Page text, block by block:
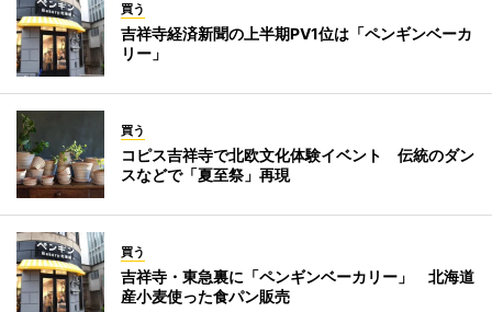
買う
吉祥寺経済新聞の上半期PV1位は「ペンギンベーカ
リー」
買う
コピス吉祥寺で北欧文化体験イベント 伝統のダン
スなどで「夏至祭」再現
買う
吉祥寺・東急裏に「ペンギンベーカリー」 北海道
産小麦使った食パン販売